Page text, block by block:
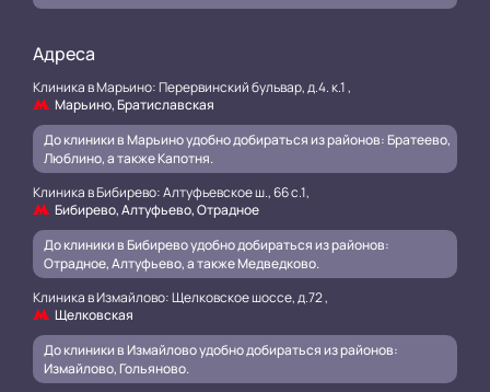
Адреса
Клиника в Марьино: Перервинский бульвар, д.4. к.1 ,
Марьино, Братиславская
До клиники в Марьино удобно добираться из районов: Братеево,
Люблино, а также Капотня.
Клиника в Бибирево: Алтуфьевское ш., 66 с.1,
Бибирево, Алтуфьево, Отрадное
До клиники в Бибирево удобно добираться из районов:
Отрадное, Алтуфьево, а также Медведково.
Клиника в Измайлово: Щелковское шоссе, д.72 ,
Щелковская
До клиники в Измайлово удобно добираться из районов:
Измайлово, Гольяново.